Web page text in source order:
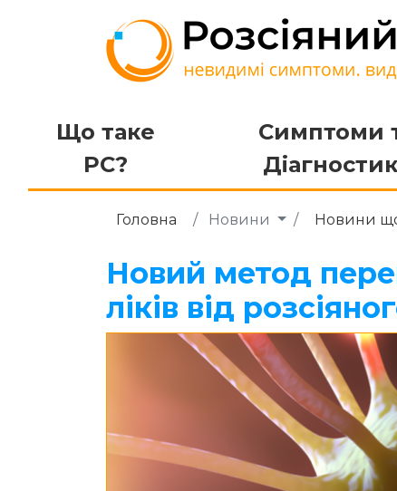
Що таке
РС?
Симптоми
Головна Новини Новини
Новий метод
ліків від